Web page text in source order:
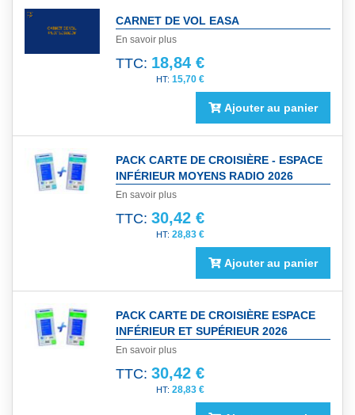
CARNET DE VOL EASA
En savoir plus
TTC: 18,84 €
15,70 €
Ajouter au panier
PACK CARTE DE CROISIÈRE - ESPACE
INFÉRIEUR MOYENS RADIO 2026
En savoir plus
TTC: 30,42 €
28,83 €
Ajouter au panier
PACK CARTE DE CROISIÈRE ESPACE
INFÉRIEUR ET SUPÉRIEUR 2026
En savoir plus
TTC: 30,42 €
28,83 €